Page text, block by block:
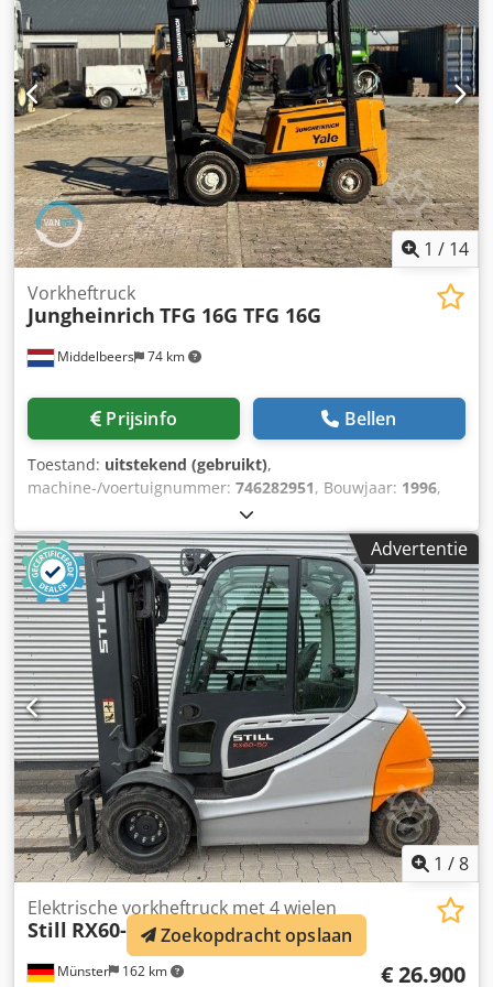
zwaailicht, ruitenwisser, éénpedaalbediening, LED, stoel.
1 / 14
Middelbeers 74 km
Vorkheftruck
Jungheinrich TFG 16G TFG 16G
Prijsinfo Bellen
Toestand: uitstekend (gebruikt),
machine-/voertuignummer: 746282951, Bouwjaar: 1996,
, hefhoogte:
triplex, kleur:geel, Bouwjaar: 1996 Leeggewicht: 3.000 kg
Hefvermogen: 1.600 kg CE-markering: ja Csdpsw Rdkyefx
Apysrf Technische staat: zeer goed Optische staat: zeer
goed Prijs: op aanvraag Neem contact op met Ernst van
Hek voor meer informatie.
Advertentie
1 /8
Münster 162 km
Elektrische vorkheftruck met 4 wielen
Still RX60-50
€ 26.900
Zoekopdracht opslaan